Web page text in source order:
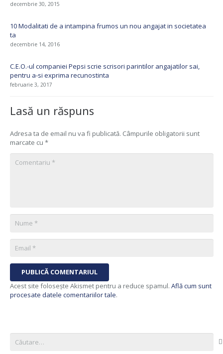
decembrie 30, 2015
10 Modalitati de a intampina frumos un nou angajat in societatea
ta
decembrie 14, 2016
C.E.O.-ul companiei Pepsi scrie scrisori parintilor angajatilor sai,
pentru a-si exprima recunostinta
februarie 3, 2017
Lasă un răspuns
Adresa ta de email nu va fi publicată. Câmpurile obligatorii sunt
marcate cu *
PUBLICĂ COMENTARIUL
Acest site folosește Akismet pentru a reduce spamul. Află cum sunt
procesate datele comentariilor tale.
după: